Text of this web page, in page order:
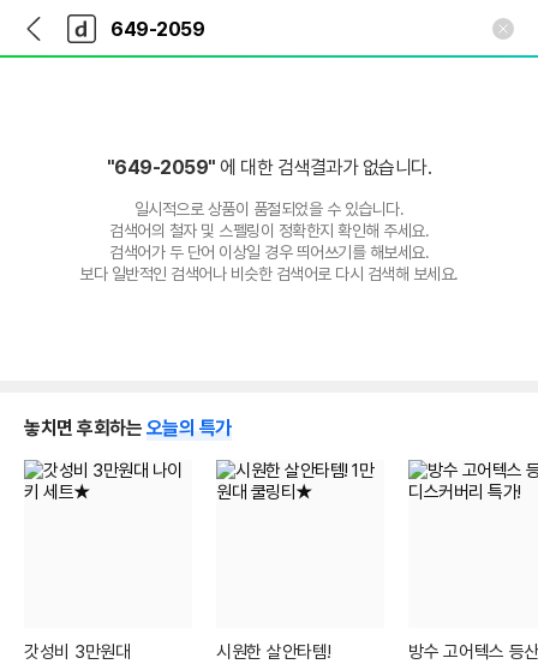
다
나
와
가
다
와
"649-2059"에 대한 검색결과가 없습니다.
일시적으로 상품이 품절되었을 수 있습니다.
검색어의 철자 및 스펠링이 정확한지 확인해 주세요.
검색어가 두 단어 이상일 경우 띄어쓰기를 해보세요.
보다 일반적인 검색어나 비슷한 검색어로 다시 검색해 보세요.
놓치면 후회하는 오늘의 특가
갓성비 3만원대
시원한 살안타템!
방수 고어텍스 등